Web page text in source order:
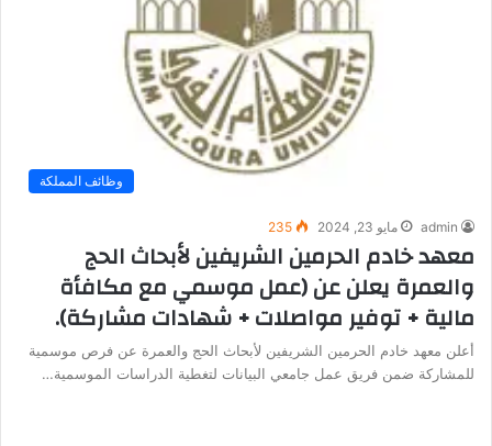
وظائف المملكة
admin مايو 23, 2024 235
معهد خادم الحرمين الشريفين لأبحاث الحج
والعمرة يعلن عن (عمل موسمي مع مكافأة
مالية + توفير مواصلات + شهادات مشاركة).
أعلن معهد خادم الحرمين الشريفين لأبحاث الحج والعمرة عن فرص موسمية
للمشاركة ضمن فريق عمل جامعي البيانات لتغطية الدراسات الموسمية…